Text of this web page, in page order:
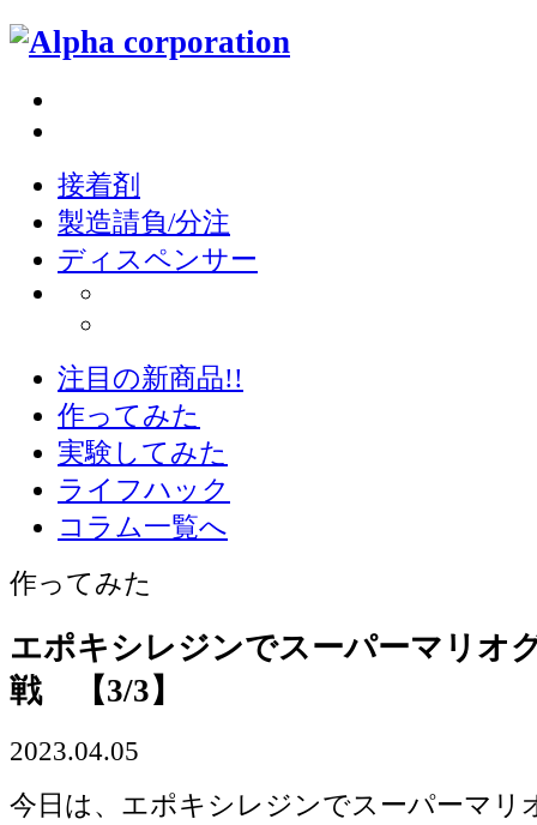
接着剤
製造請負/分注
ディスペンサー
注目の新商品!!
作ってみた
実験してみた
ライフハック
コラム一覧へ
作ってみた
エポキシレジンでスーパーマリオ
戦 【3/3】
2023.04.05
今日は、エポキシレジンでスーパーマリ